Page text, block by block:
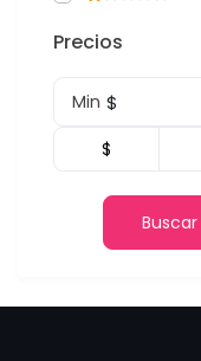
Precios
Min $
$
Buscar